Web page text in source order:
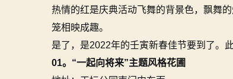
热情的红是庆典活动飞舞的背景色，飘舞
笼相映成趣。
是了，是2022年的壬寅新春佳节要到了。
01。“一起向将来”主题风格花圃